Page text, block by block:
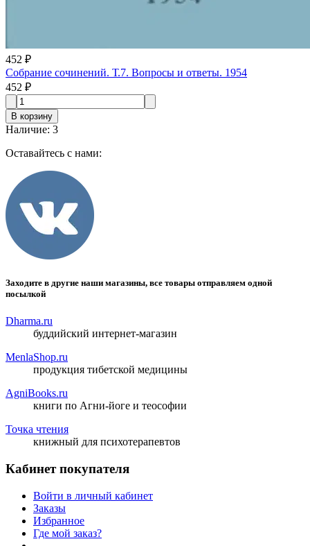
452 ₽
Собрание сочинений. Т.7. Вопросы и ответы. 1954
452 ₽
В корзину
Наличие: 3
Оставайтесь с нами:
Заходите в другие наши магазины, все товары отправляем одной
посылкой
Dharma.ru
буддийский интернет-магазин
MenlaShop.ru
продукция тибетской медицины
AgniBooks.ru
книги по Агни-йоге и теософии
Точка чтения
книжный для психотерапевтов
Кабинет покупателя
Войти в личный кабинет
Заказы
Избранное
Где мой заказ?